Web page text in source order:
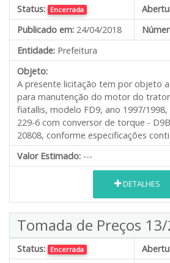
Status: Encerrada
Publicado em: 24/04/2018
Entidade: Prefeitura
Objeto:
A presente licitação tem por objeto
para manutenção do motor do
fiatallis, modelo FD9, ano 1997/
229-6 com conversor de torque -
20808, conforme especificações
Valor Estimado: ---
DETALHES
Tomada de Preços
Status: Encerrada